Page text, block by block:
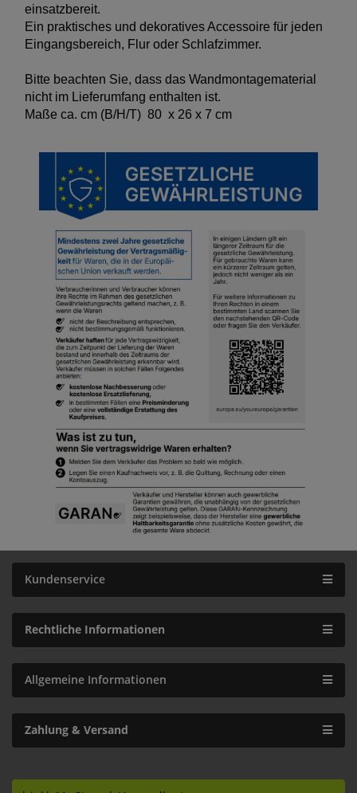
einsatzbereit.
Ein praktisches und dekoratives Accessoire für jeden
Eingangsbereich, Flur oder Schlafzimmer.
Bitte beachten Sie, dass das Wandmontagematerial
nicht im Lieferumfang enthalten ist.
Maße ca. cm (B/H/T) 80 x 26 x 7 cm
Kundenservice
Rechtliche Informationen
Allgemeine Informationen
Zahlung & Versand